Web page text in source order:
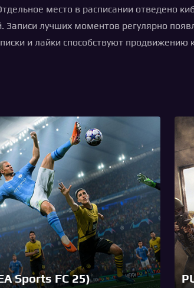
место в расписании отведено
лучших моментов регулярно
и лайки способствуют продвижению
Sports FC 25)